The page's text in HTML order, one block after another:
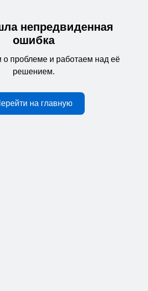
непредвиденная
ошибка
проблеме и работаем над её
решением.
на главную